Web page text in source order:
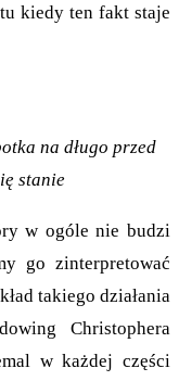
kiedy ten fakt staje
na długo przed
stanie
w ogóle nie budzi
go zinterpretować
takiego działania
Christophera
w każdej części